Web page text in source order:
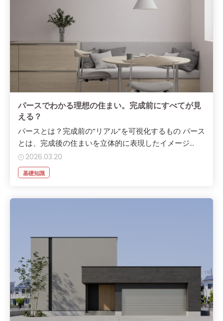
パースでわかる理想の住まい。完成前にすべてが見
える？
パースとは？完成前の“リアル”を可視化するもの パース
とは、完成後の住まいを立体的に表現したイメージ...
2026.03.20
基礎知識